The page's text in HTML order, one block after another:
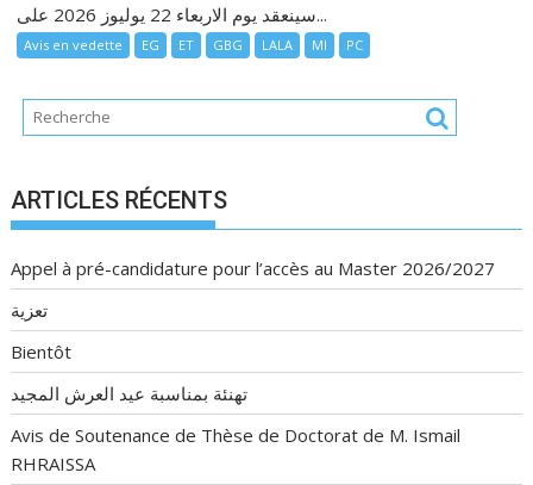
سينعقد يوم الاربعاء 22 يوليوز 2026 على...
Avis en vedette EG ET GBG LALA MI PC
ARTICLES RÉCENTS
Appel à pré-candidature pour l’accès au Master 2026/2027
تعزية
Bientôt
تهنئة بمناسبة عيد العرش المجيد
Avis de Soutenance de Thèse de Doctorat de M. Ismail
RHRAISSA